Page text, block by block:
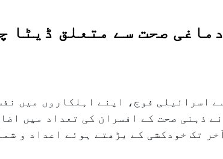
صحت سے متعلق ڈیٹا
میں غزہ جنگ کے آغاز سے اسرائیلی فوج، اپنے اہلکاروں
ذہنی صحت کے افسران کی تعداد میں
کے مراکز قائم کئے اور مبینہ طور پر ۲۰۲۴ء کے آخر تک خودکشی کے بڑھتے